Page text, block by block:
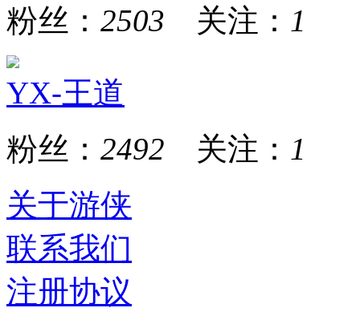
粉丝： 2503 关注： 1
YX-王道
粉丝： 2492 关注： 1
关于游侠
联系我们
注册协议